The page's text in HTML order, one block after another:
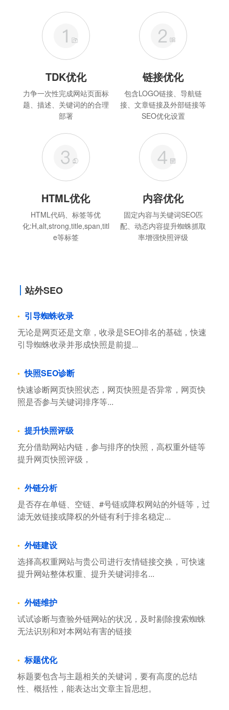
TDK优化
力争一次性完成网站页面标
题、描述、关键词的的合理
部署
链接优化
包含LOGO链接、导航链
接、文章链接及外部链接等
SEO优化设置
HTML优化
HTML代码、标签等优
化:H,alt,strong,title,span,titl
e等标签
内容优化
固定内容与关键词SEO匹
配、动态内容提升蜘蛛抓取
率增强快照评级
站外SEO
引导蜘蛛收录
无论是网页还是文章，收录是SEO排名的基础，快速
引导蜘蛛收录并形成快照是前提...
快照SEO诊断
快速诊断网页快照状态，网页快照是否异常，网页快
照是否参与关键词排序等...
提升快照评级
充分借助网站内链，参与排序的快照，高权重外链等
提升网页快照评级，
外链分析
是否存在单链、空链、#号链或降权网站的外链等，过
滤无效链接或降权的外链有利于排名稳定...
外链建设
选择高权重网站与贵公司进行友情链接交换，可快速
提升网站整体权重、提升关键词排名...
外链维护
试试诊断与查验外链网站的状况，及时剔除搜索蜘蛛
无法识别和对本网站有害的链接
标题优化
标题要包含与主题相关的关键词，要有高度的总结
性、概括性，能表达出文章主旨思想。